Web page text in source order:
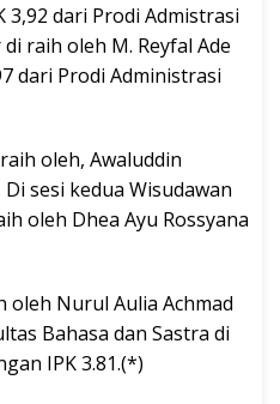
dari Prodi Admistrasi
raih oleh M. Reyfal Ade
dari Prodi Administrasi
oleh, Awaluddin
sesi kedua Wisudawan
oleh Dhea Ayu Rossyana
oleh Nurul Aulia Achmad
Bahasa dan Sastra di
IPK 3.81.(*)